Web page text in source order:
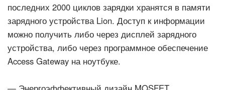
последних 2000 циклов зарядки хранятся в памяти
зарядного устройства Lion. Доступ к информации
можно получить либо через дисплей зарядного
устройства, либо через программное обеспечение
Access Gateway на ноутбуке.